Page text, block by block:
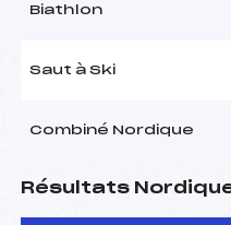
Biathlon
Saut à Ski
Combiné Nordique
Résultats